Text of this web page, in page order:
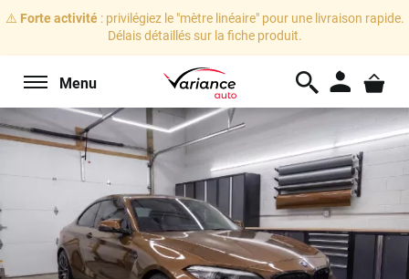
⚠️ Forte activité: privilégiez le "mètre linéaire" pour une livraison rapide.
Délais détaillés sur la fiche produit.
Menu